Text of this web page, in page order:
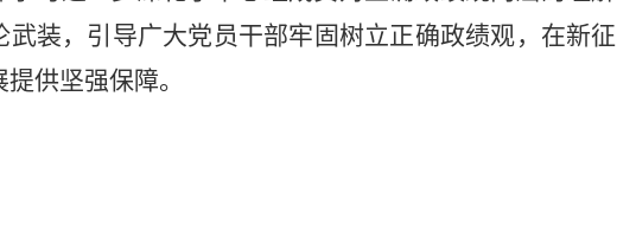
武装，引导广大党员干部牢固树立正确政绩观，在新
供坚强保障。